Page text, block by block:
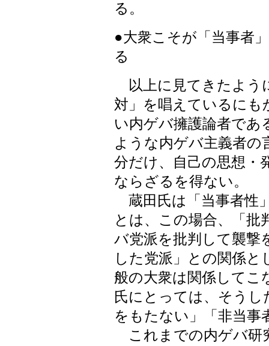
る。
●大衆こそが「当事者
る
以上に見てきたよう
対」を唱えているに
い内ゲバ擁護論者で
ような内ゲバ主義者の
分だけ、自己の思想・
ならざるを得ない。
蔵田氏は「当事者性
とは、この場合、「批
バ党派を批判して襲撃
した党派」との関係
般の大衆は関係してこ
氏にとっては、そうし
をもたない」「非当事
これまでの内ゲバ研